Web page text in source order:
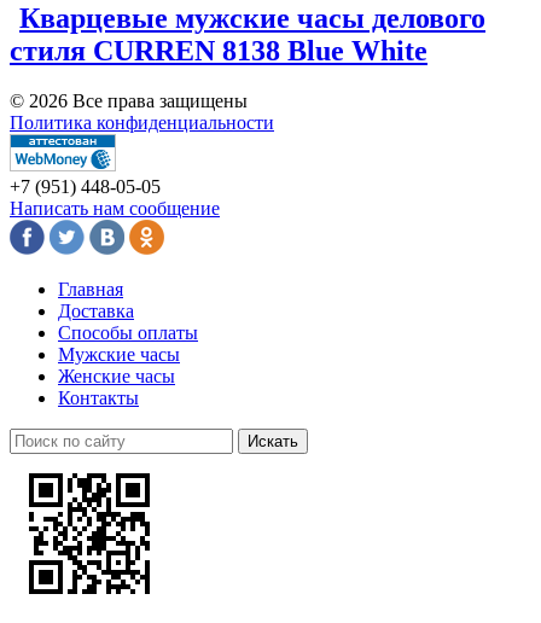
Кварцевые мужские часы делового
стиля CURREN 8138 Blue White
© 2026 Все права защищены
Политика конфиденциальности
+7 (951) 448-05-05
Написать нам сообщение
Главная
Доставка
Способы оплаты
Мужские часы
Женские часы
Контакты